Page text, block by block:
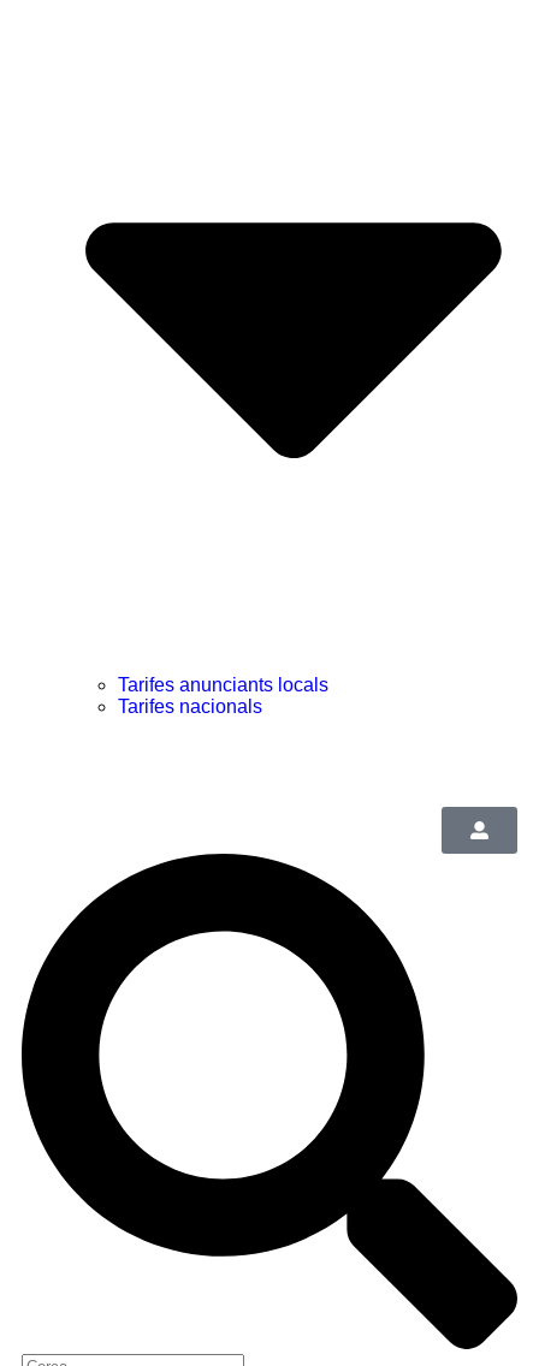
Tarifes anunciants locals
Tarifes nacionals